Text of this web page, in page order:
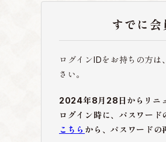
すでに会
ログインIDをお持ちの方
さい。
2024年8月28日からリニ
ログイン時に、パスワード
こちら から、パスワードの